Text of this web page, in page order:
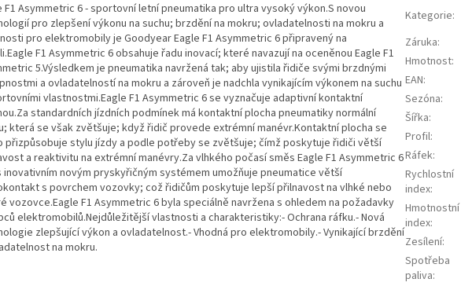
F1 Asymmetric 6 - sportovní letní pneumatika pro ultra vysoký výkon.S novou
pro zlepšení výkonu na suchu; brzdění na mokru; ovladatelnosti na mokru a
pro elektromobily je Goodyear Eagle F1 Asymmetric 6 připravený na
F1 Asymmetric 6 obsahuje řadu inovací; které navazují na oceněnou Eagle F1
5.Výsledkem je pneumatika navržená tak; aby ujistila řidiče svými brzdnými
a ovladatelností na mokru a zároveň je nadchla vynikajícím výkonem na suchu
vlastnostmi.Eagle F1 Asymmetric 6 se vyznačuje adaptivní kontaktní
standardních jízdních podmínek má kontaktní plocha pneumatiky normální
která se však zvětšuje; když řidič provede extrémní manévr.Kontaktní plocha se
přizpůsobuje stylu jízdy a podle potřeby se zvětšuje; čímž poskytuje řidiči větší
a reaktivitu na extrémní manévry.Za vlhkého počasí směs Eagle F1 Asymmetric 6
inovativním novým pryskyřičným systémem umožňuje pneumatice větší
s povrchem vozovky; což řidičům poskytuje lepší přilnavost na vlhké nebo
vozovce.Eagle F1 Asymmetric 6 byla speciálně navržena s ohledem na požadavky
elektromobilů.Nejdůležitější vlastnosti a charakteristiky:- Ochrana ráfku.- Nová
zlepšující výkon a ovladatelnost.- Vhodná pro elektromobily.- Vynikající brzdění
na mokru.
Kategorie:
Záruka:
Hmotnost:
EAN:
Sezóna:
Šířka:
Profil:
Ráfek:
Rychlostní
index:
Hmotnostní
index:
Zesílení:
Spotřeba
paliva: